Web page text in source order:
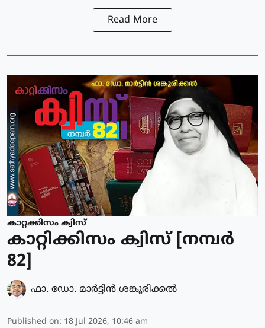
Read More
കാറ്റക്കിസം ക്വിസ്
കാറ്റിക്കിസം ക്വിസ് [നമ്പര്‍
82]
ഫാ. ഡോ. മാര്‍ട്ടിന്‍ ശങ്കൂരിക്കല്‍
Published on: 18 Jul 2026, 10:46 am